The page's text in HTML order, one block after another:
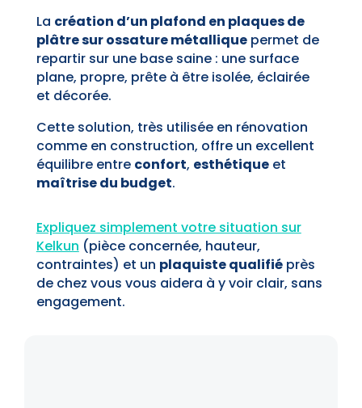
La création d’un plafond en plaques de
plâtre sur ossature métalliquepermet de
repartir sur une base saine : une surface
plane, propre, prête à être isolée, éclairée
et décorée.
Cette solution, très utilisée en rénovation
comme en construction, offre un excellent
équilibre entre confort, esthétiqueet
maîtrise du budget.
Expliquez simplement votre situation sur
Kelkun (pièce concernée, hauteur,
contraintes) et un plaquiste qualifiéprès
de chez vous vous aidera à y voir clair, sans
engagement.